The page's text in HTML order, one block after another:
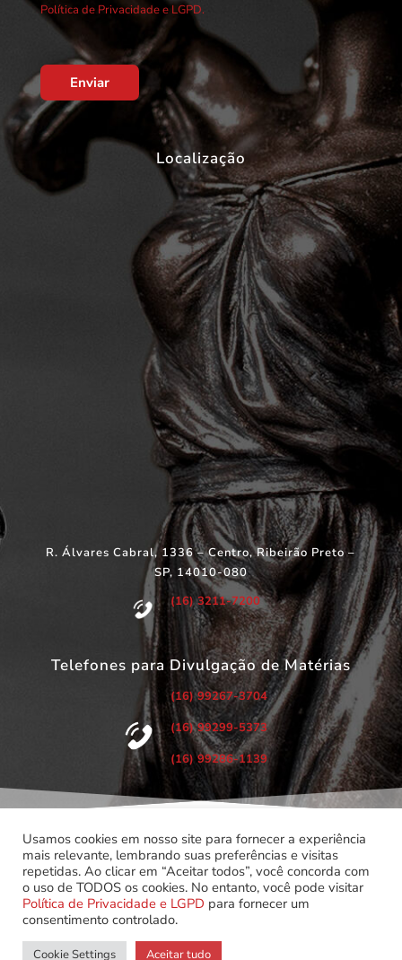
Política de Privacidade e LGPD.
Enviar
Localização
R. Álvares Cabral, 1336 – Centro, Ribeirão Preto –
SP, 14010-080
(16) 3211-7200
Telefones para Divulgação de Matérias
(16) 99267-3704
(16) 99299-5373
(16) 99286-1139
©Copyright 2022 – Todos os Direitos Reservados.
Associação dos Servidores do Poder Judiciário do Estado de
São Paulo.
Usamos cookies em nosso site para fornecer a experiência
mais relevante, lembrando suas preferências e visitas
repetidas. Ao clicar em “Aceitar todos”, você concorda com
o uso de TODOS os cookies. No entanto, você pode visitar
Política de Privacidade e LGPD para fornecer um
consentimento controlado.
Cookie Settings Aceitar tudo